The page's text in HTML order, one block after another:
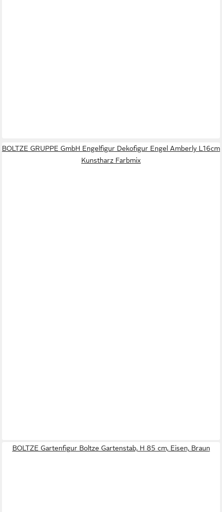
BOLTZE GRUPPE GmbH Engelfigur Dekofigur Engel Amberly L16cm
Kunstharz Farbmix
BOLTZE Gartenfigur Boltze Gartenstab, H 85 cm, Eisen, Braun